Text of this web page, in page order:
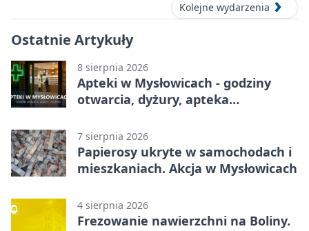
Kolejne wydarzenia
Ostatnie Artykuły
8 sierpnia 2026
Apteki w Mysłowicach - godziny
otwarcia, dyżury, apteka
7 sierpnia 2026
Papierosy ukryte w samochodach i
mieszkaniach. Akcja w Mysłowicach
4 sierpnia 2026
Frezowanie nawierzchni na Boliny.